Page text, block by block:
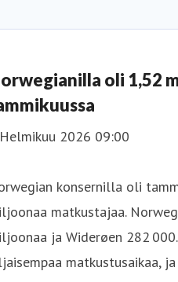
oli 1,52
2026 09:00
konsernilla oli
matkustajaa.
ja Widerøen 282
matkustusaikaa,